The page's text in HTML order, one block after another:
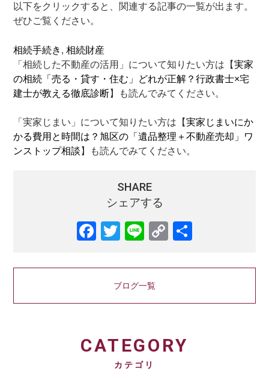
以下をクリックすると、関連する記事の一覧が出ます。
ぜひご覧ください。
相続手続き , 相続財産
「相続した不動産の活用」について知りたい方は【実家
の相続「売る・貸す・住む」どれが正解？行政書士×宅
建士が教える徹底診断】も読んでみてください。
「実家じまい」について知りたい方は【実家じまいにか
かる費用と時間は？旭区の「遺品整理＋不動産売却」ワ
ンストップ相談 】も読んでみてください。
SHARE
シェアする
Facebook
Twitter
LineCopy
ブログ一覧
CATEGORY
カテゴリ